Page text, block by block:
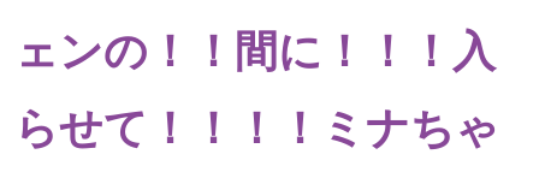
ェンの！！間に！！！入
らせて！！！！ミナちゃ